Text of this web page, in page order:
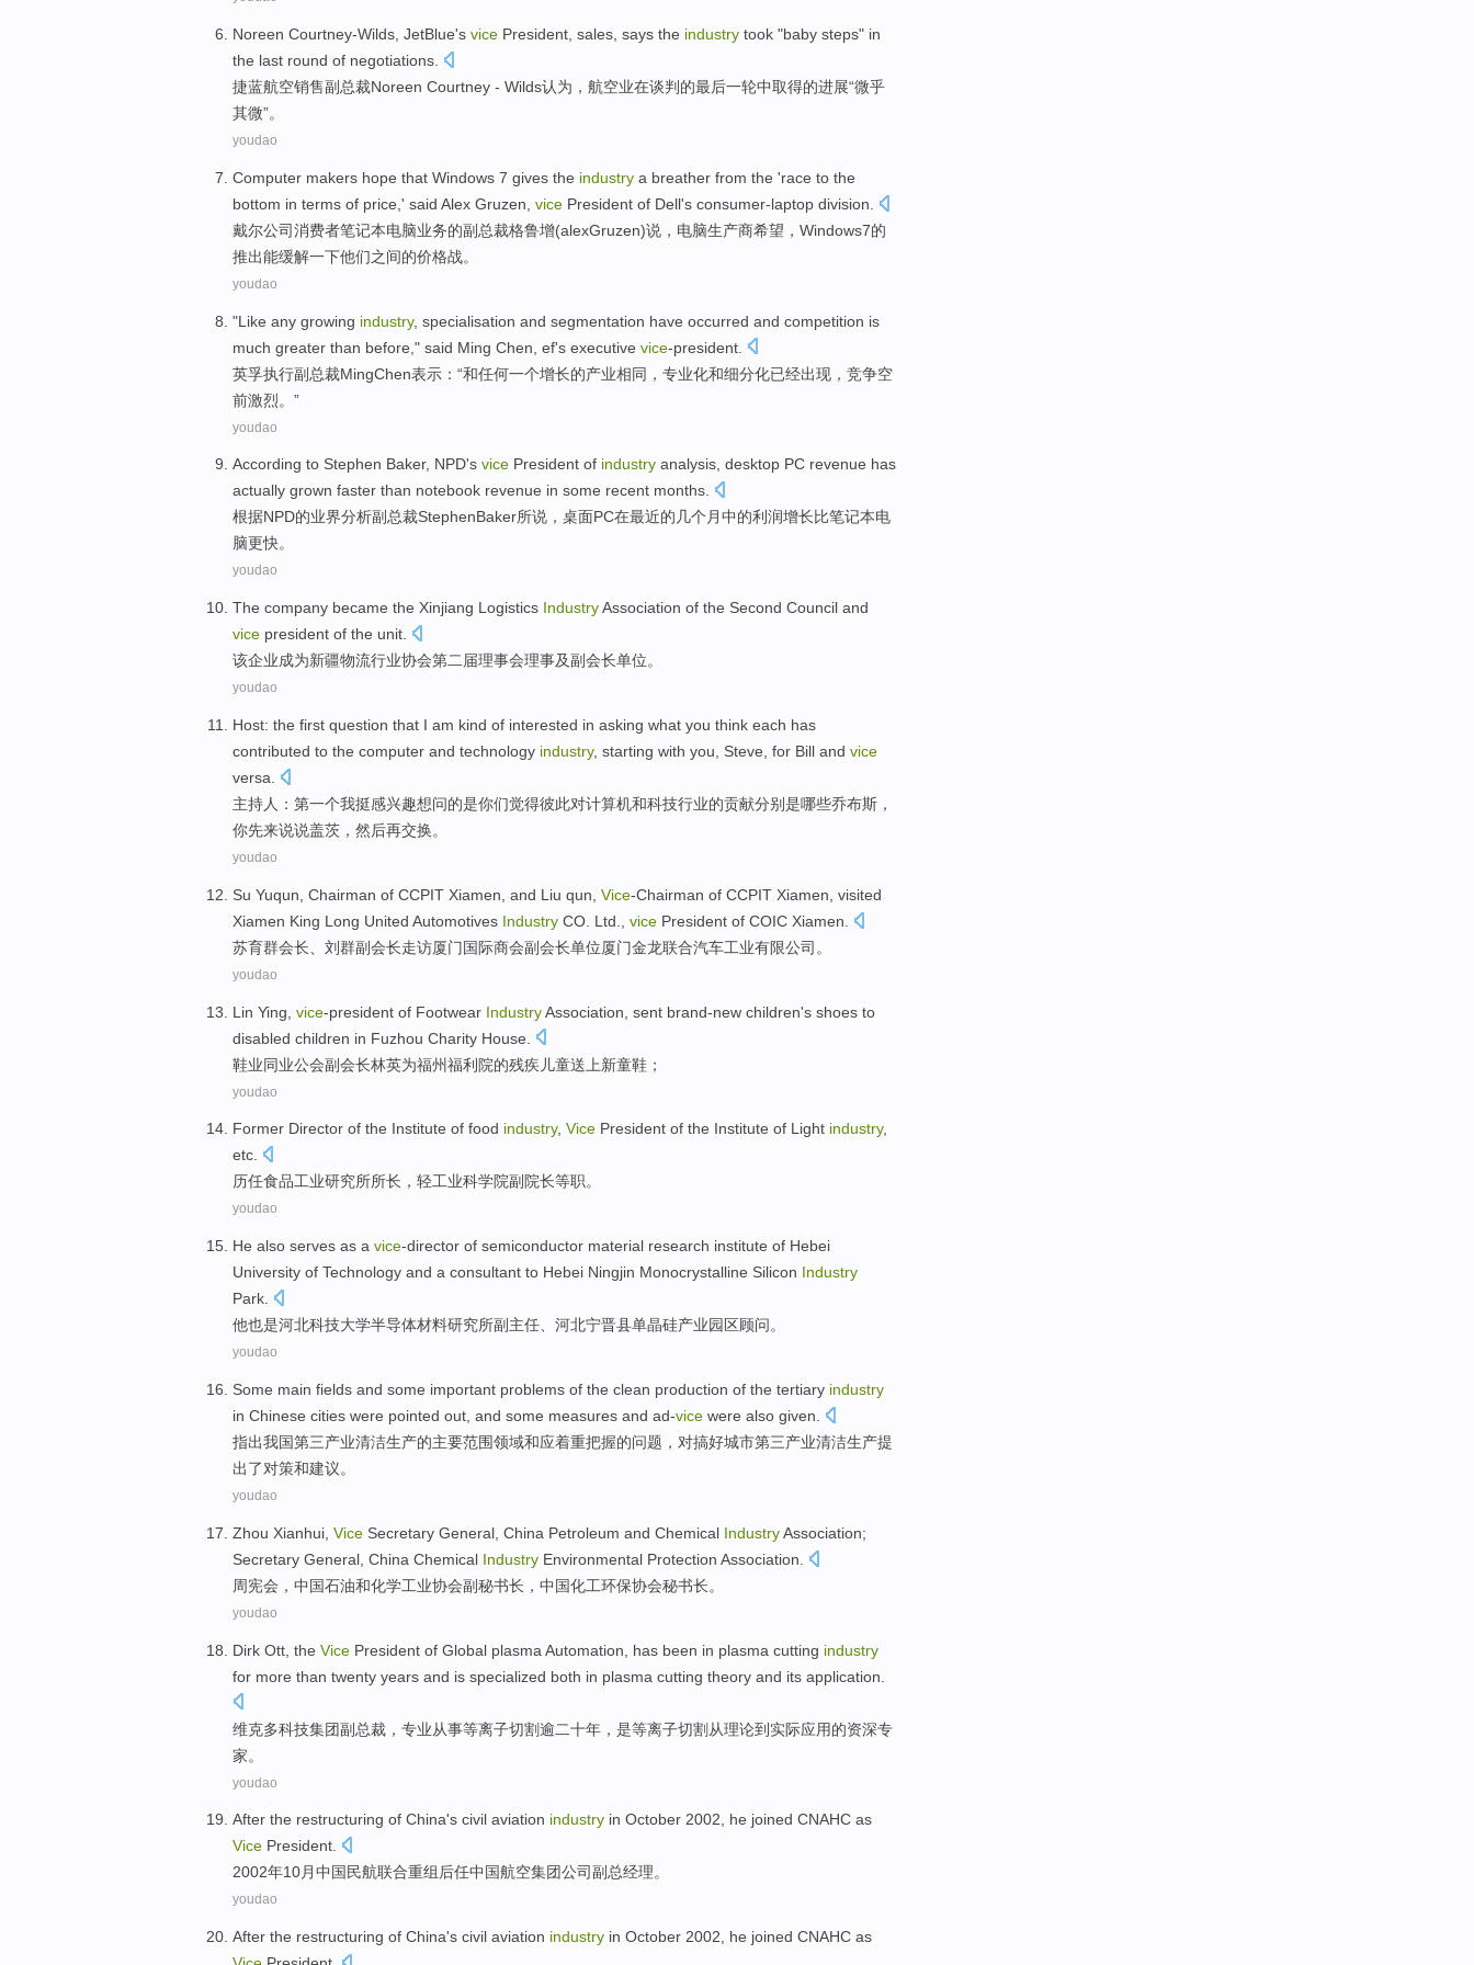
Noreen Courtney-Wilds, JetBlue's vice President sales , says the industry took "baby steps" in
the last round of negotiations
捷蓝航空销售副 总裁Noreen Courtney - Wilds认为，航空业在谈判 的最后一轮中取得的进展“微乎
其微”。
youdao
Computer makers hope that Windows 7 gives the industry a breather from the 'race to the
bottom in terms of price,' said Alex Gruzen vice President of Dell's consumer-laptop division.
戴尔公司消费者笔记本电脑业务的副 总裁格鲁增(alexGruzen)说 ，电脑生产商希望 ， Windows7的
推出能缓解一下他们之间的价格战。
youdao
"Like any growing industry, specialisation and segmentation have occurred and competition is
much greater than before," said Ming Chen ef's executive vice-president
英孚执行副总裁MingChen表示：“和任何一个增长的产业相同， 专业化和细分化已经出现 ， 竞争空
前激烈。”
youdao
According to Stephen Baker, NPD's vice President of industry analysis, desktop PC revenue has
actually grown faster than notebook revenue in some recent months.
根据NPD的业界分析副总裁StephenBaker所说 ， 桌面PC在最近的几个月中的利润增长比笔记本电
脑更快。
youdao
The company became the Xinjiang Logistics IndustryAssociation of the Second Council and
vice president of the unit
该企业成为新疆物流行业协会第二届理事会理事及副会长单位。
youdao
Host: the first question that I am kind of interested in asking what you think each has
contributed to the computer and technology industry, starting with you Steve for Bill and vice
versa.
主持人 ： 第一个我挺感兴趣想问的是你们觉得彼此对计算机和科技行业的贡献分别是哪些乔布斯 ，
你先来说说盖茨 ，然后再交换。
youdao
Su Yuqun , Chairman of CCPIT Xiamen , and Liu qun Vice-Chairman of CCPIT Xiamen, visited
Xiamen King Long United Automotives Industry CO. Ltd. vice President of COIC Xiamen
苏育群会长 刘群副会长走访厦门国际商会副会长单位厦门金龙联合汽车工业有限公司。
youdao
Lin Ying, vice-president of Footwear IndustryAssociation sent brand-new children's shoes to
disabled children in Fuzhou Charity House.
鞋业同业公会副会长林英为福州福利院的残疾儿童送上新童鞋 ；
youdao
Former Director of the Institute of food industry, Vice President of the Institute of Light industry,
etc.
历任食品工业研究所所长 ， 轻工业科学院副 院长等职。
youdao
He also serves as a vice-director of semiconductor material research institute of Hebei
University of Technology and a consultant to Hebei Ningjin Monocrystalline Silicon Industry
Park
他也是河北科技大学半导体材料研究所副主任、河北宁晋县单晶硅产业园区顾问。
youdao
Some main fields and some important problems of the clean production of the tertiary industry
in Chinese cities were pointed out, and some measures and ad-vice were also given
指出我国第三产业清洁生产的主要范围领域和应着重把握的问题 ， 对搞好城市第三产业清洁生产提
出了对策和建议。
youdao
Zhou Xianhui Vice Secretary General, China Petroleum and Chemical IndustryAssociation;
Secretary General, China Chemical Industry Environmental Protection Association.
周宪会， 中国石油和化学工业协会副秘书长，中国化工环保协会秘书长。
youdao
Dirk Ott, the Vice President of Global plasma Automation, has been in plasma cutting industry
for more than twenty years and is specialized both in plasma cutting theory and its application
维克多科技集团副总裁 ， 专业从事等离子切割逾二十年 ， 是等离子切割从理论到实际应用的资深专
家。
youdao
After the restructuring of China's civil aviation industry in October 2002, he joined CNAHC as
Vice President.
2002年10月中国民航联合重组后任中国航空集团公司副总经理。
youdao
After the restructuring of China's civil aviation industry in October 2002, he joined CNAHC as